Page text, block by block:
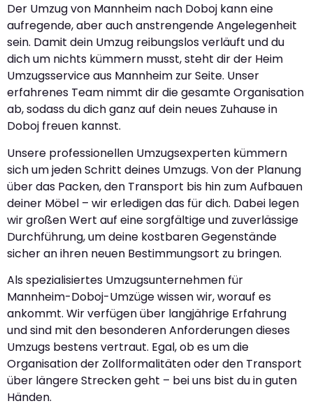
Der Umzug von Mannheim nach Doboj kann eine
aufregende, aber auch anstrengende Angelegenheit
sein. Damit dein Umzug reibungslos verläuft und du
dich um nichts kümmern musst, steht dir der Heim
Umzugsservice aus Mannheim zur Seite. Unser
erfahrenes Team nimmt dir die gesamte Organisation
ab, sodass du dich ganz auf dein neues Zuhause in
Doboj freuen kannst.
Unsere professionellen Umzugsexperten kümmern
sich um jeden Schritt deines Umzugs. Von der Planung
über das Packen, den Transport bis hin zum Aufbauen
deiner Möbel – wir erledigen das für dich. Dabei legen
wir großen Wert auf eine sorgfältige und zuverlässige
Durchführung, um deine kostbaren Gegenstände
sicher an ihren neuen Bestimmungsort zu bringen.
Als spezialisiertes Umzugsunternehmen für
Mannheim-Doboj-Umzüge wissen wir, worauf es
ankommt. Wir verfügen über langjährige Erfahrung
und sind mit den besonderen Anforderungen dieses
Umzugs bestens vertraut. Egal, ob es um die
Organisation der Zollformalitäten oder den Transport
über längere Strecken geht – bei uns bist du in guten
Händen.